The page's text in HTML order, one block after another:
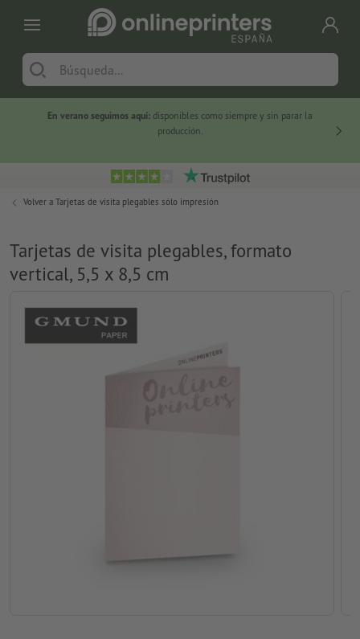
En verano seguimos aquí: disponibles como siempre y sin parar la
producción.
Volver a Tarjetas de visita plegables sólo impresión
Tarjetas de visita plegables, formato
vertical, 5,5 x 8,5 cm